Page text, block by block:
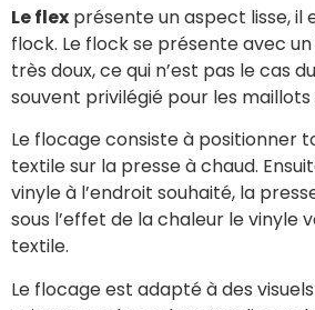
Le flex présente un aspect lisse, il
flock. Le flock se présente avec
très doux, ce qui n’est pas le cas
souvent privilégié pour les
Le flocage consiste à positionner
textile sur la presse à chaud.
vinyle à l’endroit souhaité, la
sous l’effet de la chaleur le vinyle
textile.
Le flocage est adapté à des